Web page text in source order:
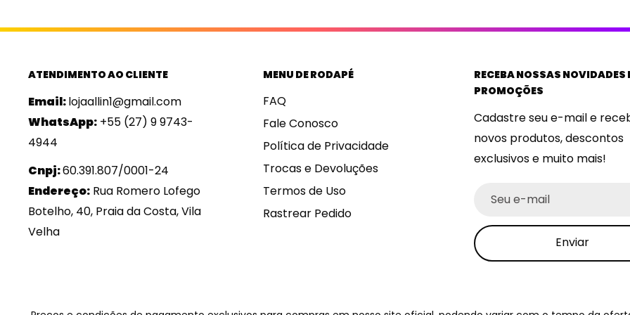
ATENDIMENTO AO CLIENTE
Email:lojaallin1@gmail.com
WhatsApp: +55 (27) 9 9743-
4944
Cnpj:60.391.807/0001-24
Endereço: Rua Romero Lofego
Botelho, 40, Praia da Costa, Vila
Velha
MENU DE RODAPÉ
FAQ
Fale Conosco
Política de Privacidade
Trocas e Devoluções
Termos de Uso
Rastrear Pedido
RECEBA NOSSAS NOVIDADES
PROMOÇÕES
Cadastre seu e-mail e
novos produtos, descontos
exclusivos e muito mais!
Seu e-mail
Enviar